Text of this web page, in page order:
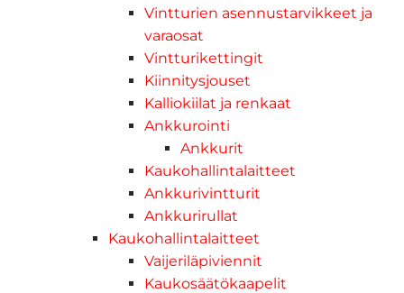
Vintturien asennustarvikkeet ja
varaosat
Vintturikettingit
Kiinnitysjouset
Kalliokiilat ja renkaat
Ankkurointi
Ankkurit
Kaukohallintalaitteet
Ankkurivintturit
Ankkurirullat
Kaukohallintalaitteet
Vaijeriläpiviennit
Kaukosäätökaapelit